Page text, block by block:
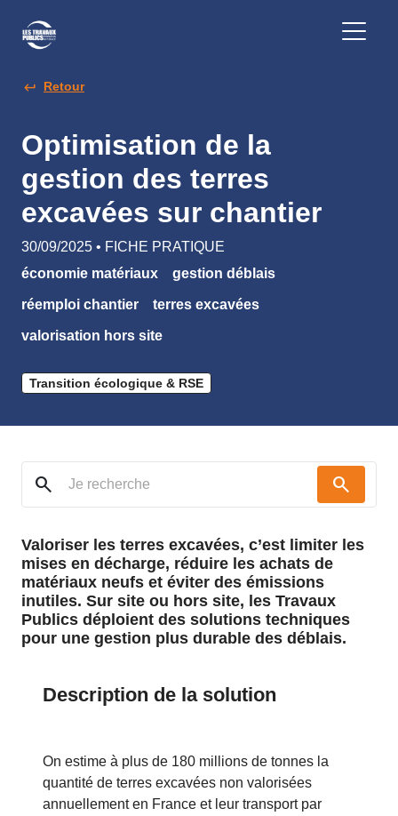
Retour
Optimisation de la
gestion des terres
excavées sur chantier
30/09/2025 • FICHE PRATIQUE
économie matériaux
gestion déblais
réemploi chantier terres excavées
valorisation hors site
Transition écologique & RSE
search search
Valoriser les terres excavées, c’est limiter les
mises en décharge, réduire les achats de
matériaux neufs et éviter des émissions
inutiles. Sur site ou hors site, les Travaux
Publics déploient des solutions techniques
pour une gestion plus durable des déblais.
Description de la solution
On estime à plus de 180 millions de tonnes la
quantité de terres excavées non valorisées
annuellement en France et leur transport par